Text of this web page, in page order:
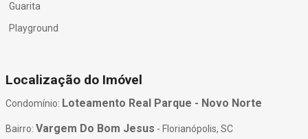
Guarita
Playground
Localização do Imóvel
Condomínio: Loteamento Real Parque - Novo Norte
Bairro: Vargem Do Bom Jesus - Florianópolis, SC